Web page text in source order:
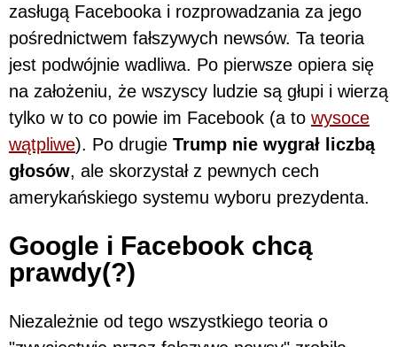
zasługą Facebooka i rozprowadzania za jego
pośrednictwem fałszywych newsów. Ta teoria
jest podwójnie wadliwa. Po pierwsze opiera się
na założeniu, że wszyscy ludzie są głupi i wierzą
tylko w to co powie im Facebook (a to wysoce
wątpliwe). Po drugie Trump nie wygrał liczbą
głosów, ale skorzystał z pewnych cech
amerykańskiego systemu wyboru prezydenta.
Google i Facebook chcą
prawdy(?)
Niezależnie od tego wszystkiego teoria o